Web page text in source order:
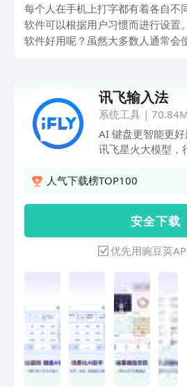
每个人在手机上打字都有着各自不
软件可以根据用户习惯而进行设置
软件好用呢？虽然大多数人通常会
款下载量较高的产品，许多用户
率，或许对你也会有所帮助。
讯飞输入法
系统工具|
AI 键盘更智能更
讯飞星火大模型，
音输入高效准确，
颜特色功能【AI语
字高效准确，支持
然准确识别，支持
语随心说，输入更
行业首创AI 键，
景、风格，一键AI
能服务，输入更懂
肤、字体随心选，
入有趣更有颜亮点
词库，智能纠错，
覆盖多种表达场景
人气下载榜TOP100
安 全 下 载
优先用豌豆荚